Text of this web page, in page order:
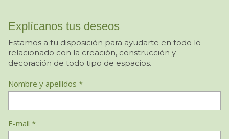
Explícanos tus deseos
Estamos a tu disposición para ayudarte en todo lo
relacionado con la creación, construcción y
decoración de todo tipo de espacios.
Nombre y apellidos *
E-mail *